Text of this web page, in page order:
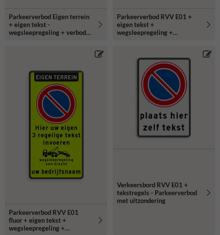
Parkeerverbod Eigen terrein
+ eigen tekst -
wegsleepregeling + verboden
Parkeerverbod RVV E01 +
eigen tekst +
wegsleepregeling +
Parkeerverbod RVV E01
fluor + eigen tekst +
wegsleepregeling +
Verkeersbord RVV E01 +
tekstregels - Parkeerverbod
met uitzondering